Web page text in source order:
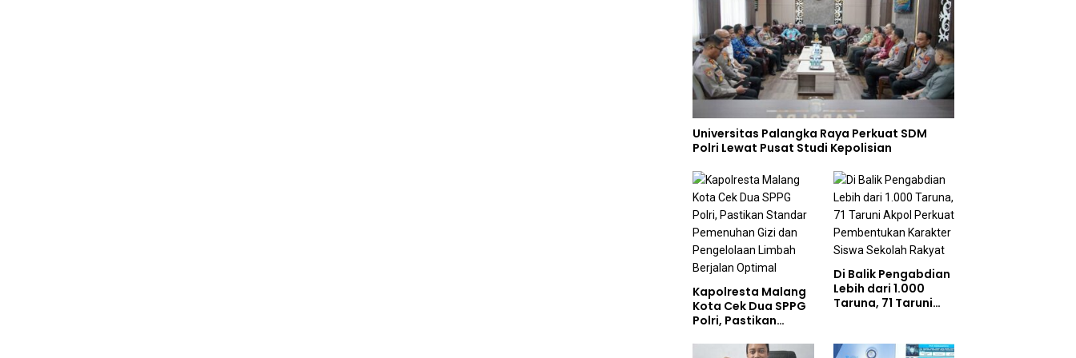
Universitas Palangka Raya Perkuat SDM
Polri Lewat Pusat Studi Kepolisian
Kapolresta Malang
Kota Cek Dua SPPG
Polri, Pastikan
Gizi dan
Di Balik Pengabdian
Lebih dari 1.000
Taruna, 71 Taruni
Karakter Siswa